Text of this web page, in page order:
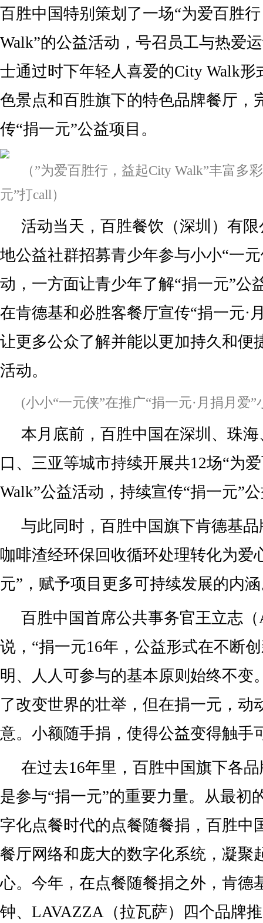
百胜中国特别策划了一场“为爱百胜
Walk”的公益活动，号召员工与热爱
士通过时下年轻人喜爱的City Walk形
色景点和百胜旗下的特色品牌餐厅，
传“捐一元”公益项目。
（”为爱百胜行，益起City Walk”丰富多
元”打call）
活动当天，百胜餐饮（深圳）有
地公益社群招募青少年参与小小“一
动，一方面让青少年了解“捐一元”公
在肯德基和必胜客餐厅宣传“捐一元·
让更多公众了解并能以更加持久和便
活动。
(小小“一元侠”在推广“捐一元·月捐月爱”
本月底前，百胜中国在深圳、珠
口、三亚等城市持续开展共12场“为
Walk”公益活动，持续宣传“捐一元”
与此同时，百胜中国旗下肯德基
咖啡渣经环保回收循环处理转化为爱
元”，赋予项目更多可持续发展的内
百胜中国首席公共事务官王立志（
说，“捐一元16年，公益形式在不断
明、人人可参与的基本原则始终不变
了改变世界的壮举，但在捐一元，动
意。小额随手捐，使得公益变得触手
在过去16年里，百胜中国旗下各
是参与“捐一元”的重要力量。从最初
字化点餐时代的点餐随餐捐，百胜中
餐厅网络和庞大的数字化系统，凝聚
心。今年，在点餐随餐捐之外，肯德
钟、LAVAZZA（拉瓦萨）四个品牌